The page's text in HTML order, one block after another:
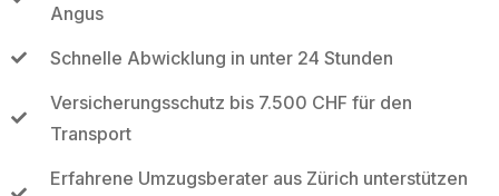
Angus
Schnelle Abwicklung in unter 24 Stunden
Versicherungsschutz bis 7.500 CHF für den
Transport
Erfahrene Umzugsberater aus Zürich unterstützen